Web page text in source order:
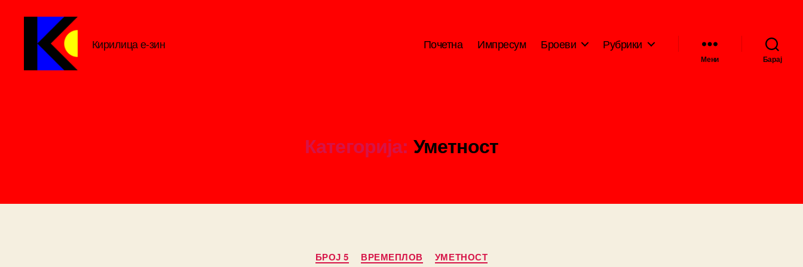
Кирилица е-зин Почетна Импресум Броеви Рубрики
Мени Барај
Категорија: Уметност
Categories
БРОЈ 5 ВРЕМЕПЛОВ УМЕТНОСТ